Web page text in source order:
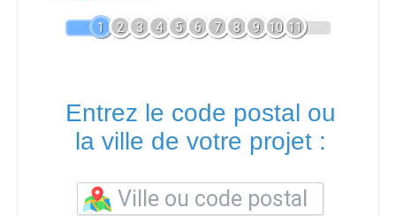
1 2 3 4 5 6 7 8 9 10 11
Entrez le code postal ou
la ville de votre projet :